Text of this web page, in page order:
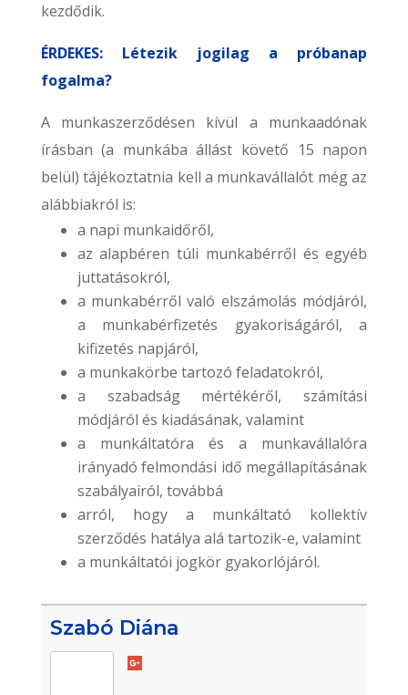
kezdődik.
ÉRDEKES: Létezik jogilag a próbanap
fogalma?
A munkaszerződésen kívül a munkaadónak
írásban (a munkába állást követő 15 napon
belül) tájékoztatnia kell a munkavállalót még az
alábbiakról is:
a napi munkaidőről,
az alapbéren túli munkabérről és egyéb
juttatásokról,
a munkabérről való elszámolás módjáról,
a munkabérfizetés gyakoriságáról, a
kifizetés napjáról,
a munkakörbe tartozó feladatokról,
a szabadság mértékéről, számítási
módjáról és kiadásának, valamint
a munkáltatóra és a munkavállalóra
irányadó felmondási idő megállapításának
szabályairól, továbbá
arról, hogy a munkáltató kollektív
szerződés hatálya alá tartozik-e, valamint
a munkáltatói jogkör gyakorlójáról.
Szabó Diána